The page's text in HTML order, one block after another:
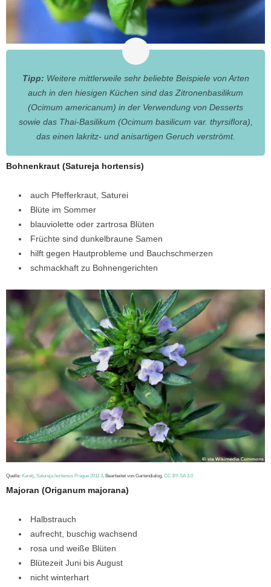
Tipp: Weitere mittlerweile sehr beliebte Beispiele von Arten
auch in den hiesigen Küchen sind das Zitronenbasilikum
(Ocimum americanum) in der Verwendung von Desserts
sowie das Thai-Basilikum (Ocimum basilicum var. thyrsiflora),
das einen lakritz- und anisartigen Geruch verströmt.
Bohnenkraut (Satureja hortensis)
auch Pfefferkraut, Saturei
Blüte im Sommer
blauviolette oder zartrosa Blüten
Früchte sind dunkelbraune Samen
hilft gegen Hautprobleme und Bauchschmerzen
schmackhaft zu Bohnengerichten
Quelle: Karelj Satureja hortensis Prague 2011 3 , Bearbeitet von Gartendialog, CC BY-SA 3.0
Majoran (Origanum majorana)
Halbstrauch
aufrecht, buschig wachsend
rosa und weiße Blüten
Blütezeit Juni bis August
nicht winterhart